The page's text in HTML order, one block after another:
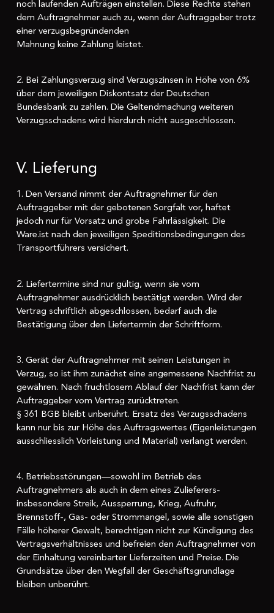
noch laufenden Aufträgen einstellen. Diese Rechte stehen
dem Auftragnehmer auch zu, wenn der Auftraggeber trotz
einer verzugsbegründenden
Mahnung keine Zahlung leistet.
2. Bei Zahlungsverzug sind Verzugszinsen in Höhe von 6%
über dem jeweiligen Diskontsatz der Deutschen
Bundesbank zu zahlen. Die Geltendmachung weiteren
Verzugsschadens wird hierdurch nicht ausgeschlossen.
V. Lieferung
1. Den Versand nimmt der Auftragnehmer für den
Auftraggeber mit der gebotenen Sorgfalt vor, haftet
jedoch nur für Vorsatz und grobe Fahrlässigkeit. Die
Ware.ist nach den jeweiligen Speditionsbedingungen des
Transportführers versichert.
2. Liefertermine sind nur gültig, wenn sie vom
Auftragnehmer ausdrücklich bestätigt werden. Wird der
Vertrag schriftlich abgeschlossen, bedarf auch die
Bestätigung über den Liefertermin der Schriftform.
3. Gerät der Auftragnehmer mit seinen Leistungen in
Verzug, so ist ihm zunächst eine angemessene Nachfrist zu
gewähren. Nach fruchtlosem Ablauf der Nachfrist kann der
Auftraggeber vom Vertrag zurücktreten.
§ 361 BGB bleibt unberührt. Ersatz des Verzugsschadens
kann nur bis zur Höhe des Auftragswertes (Eigenleistungen
ausschliesslich Vorleistung und Material) verlangt werden.
4. Betriebsstörungen—sowohl im Betrieb des
Auftragnehmers als auch in dem eines Zulieferers-
insbesondere Streik, Aussperrung, Krieg, Aufruhr,
Brennstoff-, Gas- oder Strommangel, sowie alle sonstigen
Fälle höherer Gewalt, berechtigen nicht zur Kündigung des
Vertragsverhältnisses und befreien den Auftragnehmer von
der Einhaltung vereinbarter Lieferzeiten und Preise. Die
Grundsätze über den Wegfall der Geschäftsgrundlage
bleiben unberührt.